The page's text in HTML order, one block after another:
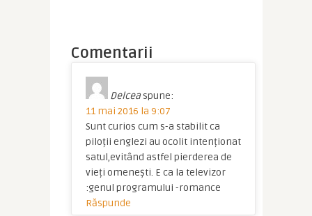
Comentarii
Delcea spune:
11 mai 2016 la 9:07
Sunt curios cum s-a stabilit ca
piloții englezi au ocolit intenționat
satul,evitând astfel pierderea de
vieți omenești. E ca la televizor
:genul programului -romance
Răspunde